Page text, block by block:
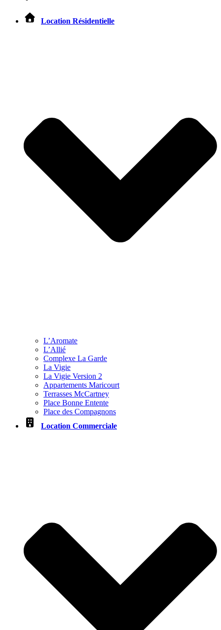
Location Résidentielle
L’Aromate
L’Allié
Complexe La Garde
La Vigie
La Vigie Version 2
Appartements Maricourt
Terrasses McCartney
Place Bonne Entente
Place des Compagnons
Location Commerciale